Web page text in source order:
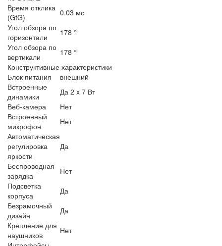
Время отклика
(GtG)
0.03 мс
Угол обзора по
горизонтали
178 °
Угол обзора по
вертикали
178 °
Конструктивные характеристики
Блок питания
внешний
Встроенные
динамики
Да 2 x 7 Вт
Веб-камера
Нет
Встроенный
микрофон
Нет
Автоматическая
регулировка
яркости
Да
Беспроводная
зарядка
Нет
Подсветка
корпуса
Да
Безрамочный
дизайн
Да
Крепление для
наушников
Нет